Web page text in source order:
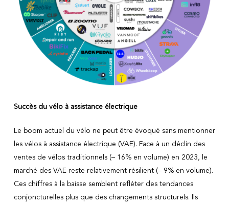
Succès du vélo à assistance électrique
Le boom actuel du vélo ne peut être évoqué sans mentionner
les vélos à assistance électrique (VAE). Face à un déclin des
ventes de vélos traditionnels (– 16% en volume) en 2023, le
marché des VAE reste relativement résilient (– 9% en volume).
Ces chiffres à la baisse semblent refléter des tendances
conjoncturelles plus que des changements structurels. Ils